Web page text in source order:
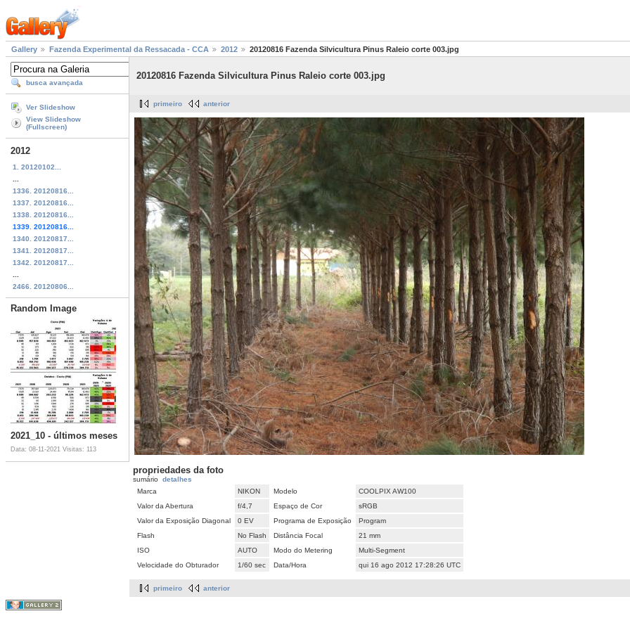
Gallery Fazenda Experimental da Ressacada - CCA 2012 20120816 Fazenda Silvicultura Pinus Raleio corte 003.jpg
busca avançada
Ver Slideshow
View Slideshow
(Fullscreen)
2012
1. 20120102...
1336. 20120816...
1337. 20120816...
1338. 20120816...
1339. 20120816...
1340. 20120817...
1341. 20120817...
1342. 20120817...
2466. 20120806...
Random Image
2021_10 - últimos meses
Data: 08-11-2021 Visitas: 113
20120816 Fazenda Silvicultura Pinus Raleio corte 003.jpg
primeiro anterior
propriedades da foto
sumário detalhes
Marca
NIKON Modelo
COOLPIX AW100
Valor da Abertura
f/4,7 Espaço de Cor
sRGB
Valor da Exposição Diagonal
0 EV Programa de Exposição
Program
Flash
No Flash Distância Focal
21 mm
ISO
AUTO Modo do Metering
Multi-Segment
Velocidade do Obturador
1/60 sec Data/Hora qui 16 ago 2012 17:28:26 UTC
primeiro anterior